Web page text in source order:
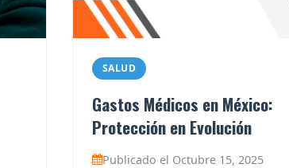
SALUD
Gastos Médicos en México:
Protección en Evolución
Publicado el Octubre 15, 2025